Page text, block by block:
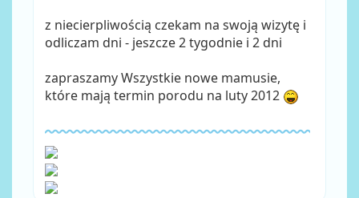
z niecierpliwością czekam na swoją wizytę i
odliczam dni - jeszcze 2 tygodnie i 2 dni
zapraszamy Wszystkie nowe mamusie,
które mają termin porodu na luty 2012